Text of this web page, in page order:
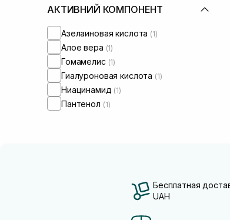
Сыворотки от постакне(+2)
АКТИВНИЙ КОМПОНЕНТ
Азелаиновая кислота (1)
Алое вера (1)
Гомамелис (1)
Гиалуроновая кислота (1)
Ниацинамид (1)
Пантенол (1)
Бесплатная
UAH